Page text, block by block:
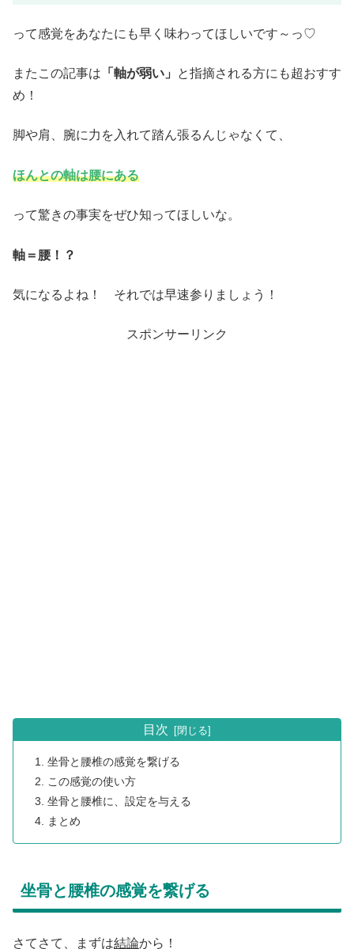
って感覚をあなたにも早く味わってほしいです～っ♡
またこの記事は 「軸が弱い」
と指摘される方にも超おすす
め！
脚や肩、腕に力を入れて踏ん張るんじゃなくて、
ほんとの軸は腰にある
って驚きの事実をぜひ知ってほしいな。
軸＝腰！？
気になるよね！ それでは早速参りましょう！
スポンサーリンク
目次
坐骨と腰椎の感覚を繋げる
この感覚の使い方
坐骨と腰椎に、設定を与える
まとめ
坐骨と腰椎の感覚を繋げる
さてさて、まずは結論から！